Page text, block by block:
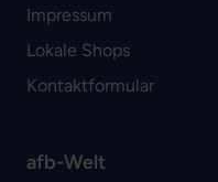
Impressum
Lokale Shops
Kontaktformular
afb-Welt